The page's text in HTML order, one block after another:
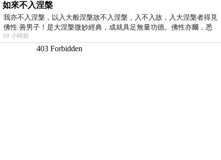
如來不入涅槃
我亦不入涅槃，以入大般涅槃故不入涅槃，入不入故，入大涅槃者得見
佛性 善男子！是大涅槃微妙經典，成就具足無量功德。佛性亦爾，悉
19 小時前